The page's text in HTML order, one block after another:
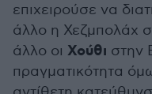
επιχειρούσε να
άλλο η Χεζμπολάχ
άλλο οι Χούθι στην
πραγματικότητα